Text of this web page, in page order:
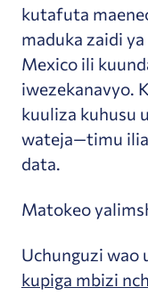
kutafuta
maduka zaidi
Mexico ili
iwezekanavyo.
kuuliza kuhusu
wateja—timu
data.
Matokeo
Uchunguzi wao
kupiga mbizi